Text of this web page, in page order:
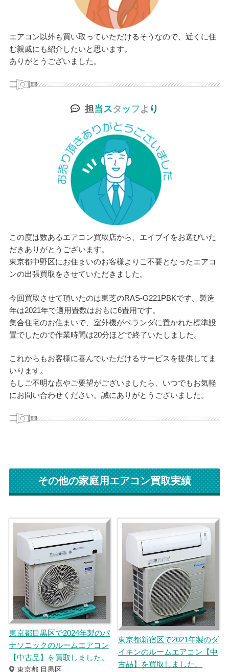
エアコン以外も買い取っていただけるそうなので、近くに住
む親戚にも紹介したいと思います。
ありがとうございました。
担当スタ ッ フよ り
この度は数あるエアコン買取店から、エイブイをお選びいた
だきありがとうございます。
東京都中野区にお住まいのお客様よりご不要となったエアコ
ンの出張買取をさせていただきました。
今回買取させて頂いたのは東芝のRAS-G221PBKです。製造
年は2021年で適用畳数はおもに6畳用です。
集合住宅のお住まいで、室外機がベランダに置かれた標準設
置でしたので作業時間は20分ほどで終了いたしました。
これからもお客様に喜んでいただけるサービスを提供してま
いります。
もしご不明な点やご要望がございましたら、いつでもお気軽
にお問い合わせください。誠にありがとうございました。
その他の家庭用エアコン買取実績
東京都目黒区で2024年製のパ
ナソニックのルームエアコン
【中古品】を買取しました。
東京都 目黒区
東京都新宿区で2021年製のダ
イキンのルームエアコン【中
古品】を買取しました。